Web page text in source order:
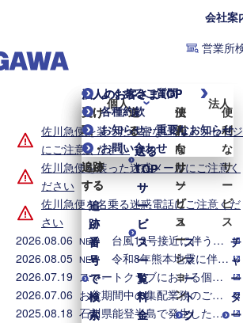
会社案
営業所
個人
個人のお客さまTOP
受け
取
る・
追跡
する
追
跡
番
号
で
検
索
送
る
送る
TOP
サ
ー
ビ
ス
一
覧
料
金
便
利
な
サ
ー
ビ
ス
ス
マ
ー
ト
ク
法人
法人のお客さまTOP
受け
取
る・
追跡
する
追
跡
番
号
で
検
索
送
る
送る
TOP
サ
ー
ビ
ス
一
覧
料
金
法
人
向
け
ソ
リ
ュ
ー
シ
ョ
ン
ソ
便
利
な
サ
ー
ビ
ス
チ
ャ
ー
タ
ー
よくあるご質問
各種約款
お知らせ・重要なお知らせ
お問い合わせ
佐川急便を装った不審なLINEメッセージ
にご注意ください
佐川急便を装った迷惑メールにご注意く
ださい
佐川急便を名乗る迷惑電話にご注意くだ
さい
2026.08.06 NEW
台風13号接近に伴う集配業務への影響について（2026年8月6日8時時点）
2026.08.05 NEW
令和8年熊本地震に伴う集配への影響について（2026年8月5日8時時点）
2026.07.19
スマートクラブにおける個人情報漏えいに関するお詫びとお知らせ
2026.07.06
お盆期間中の集配業務のご案内
2025.08.18
石川県能登半島で発生した地震・大雨に伴う配送への影響について